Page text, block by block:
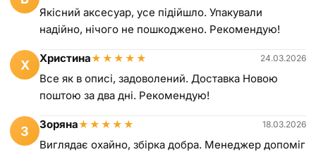
Якісний аксесуар, усе підійшло. Упакували
надійно, нічого не пошкоджено. Рекомендую!
Х Христина★ ★ ★ ★ ★ 24.03.2026
Все як в описі, задоволений. Доставка Новою
поштою за два дні. Рекомендую!
З Зоряна★ ★ ★ ★ ★ 18.03.2026
Виглядає охайно, збірка добра. Менеджер допоміг